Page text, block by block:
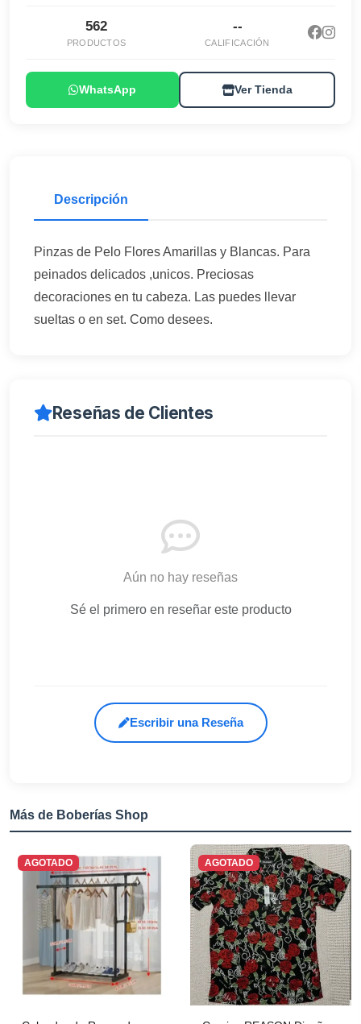
562
PRODUCTOS
--
CALIFICACIÓN
WhatsApp Ver Tienda
Descripción
Pinzas de Pelo Flores Amarillas y Blancas. Para
peinados delicados ,unicos. Preciosas
decoraciones en tu cabeza. Las puedes llevar
sueltas o en set. Como desees.
Reseñas de Clientes
Aún no hay reseñas
Sé el primero en reseñar este producto
Escribir una Reseña
Más de Boberías Shop
AGOTADO AGOTADO